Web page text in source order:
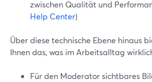
zwischen Qualität und
Help Center)
Über diese technische Ebene hinaus
Ihnen das, was im Arbeitsalltag
Für den Moderator sichtbares